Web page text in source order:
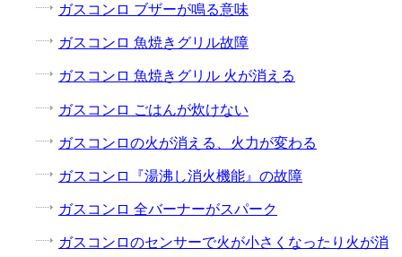
ガスコンロ ブザーが鳴る意味
ガスコンロ 魚焼きグリル故障
ガスコンロ 魚焼きグリル 火が消える
ガスコンロ ごはんが炊けない
ガスコンロの火が消える、火力が変わる
ガスコンロ『湯沸し消火機能』の故障
ガスコンロ 全バーナーがスパーク
ガスコンロのセンサーで火が小さくなったり火が消